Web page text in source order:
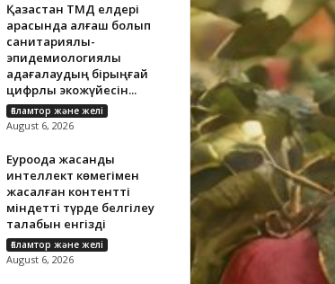
Қазақстан ТМД елдері
арасында алғаш болып
санитариялық-
эпидемиологиялық
қадағалаудың бірыңғай
цифрлық экожүйесін...
Ғаламтор және желі
August 6, 2026
Еуроодақ жасанды
интеллект көмегімен
жасалған контентті
міндетті түрде белгілеу
талабын енгізді
Ғаламтор және желі
August 6, 2026